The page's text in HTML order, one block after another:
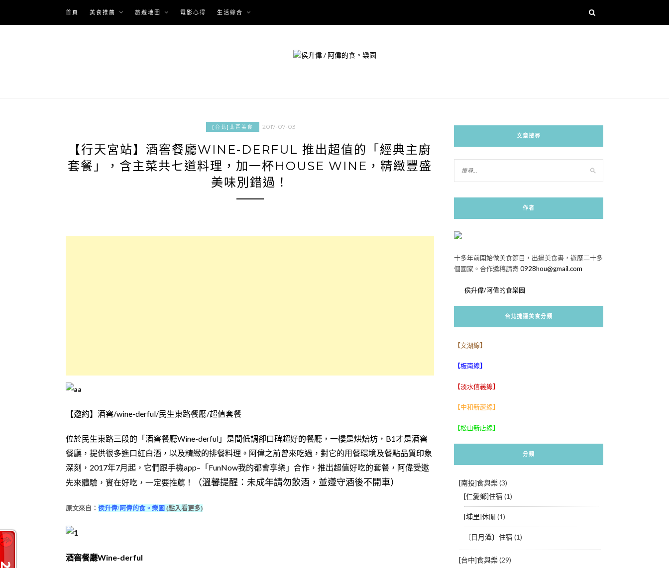
content
首頁 美食推薦 旅遊地圖 電影心得 生活綜合
[台北]北區美食 2017-07-03
【行天宮站】酒窖餐廳WINE-DERFUL 推出超值的「經典主廚
套餐」，含主菜共七道料理，加一杯HOUSE WINE，精緻豐盛
美味別錯過！
【邀約】酒窖/wine-derful/民生東路餐廳/超值套餐
位於民生東路三段的「酒窖餐廳Wine-derful」是間低調卻口碑超好的餐廳，一樓是烘焙坊，B1才是酒窖
餐廳，提供很多進口紅白酒，以及精緻的排餐料理。阿偉之前曾來吃過，對它的用餐環境及餐點品質印象
深刻，2017年7月起，它們跟手機app–「FunNow我的都會享樂」合作，推出超值好吃的套餐，阿偉受邀
先來體驗，實在好吃，一定要推薦！
（溫馨提醒：未成年請勿飲酒，並遵守酒後不開車）
原文來自： 侯升偉/阿偉的食。樂園 (點入看更多)
酒窖餐廳Wine-derful
文章搜尋
作者
十多年前開始做美食節目，出過美食書，遊歷二十多
個國家。合作邀稿請寄0928hou@gmail.com
侯升偉/阿偉的食樂園
台北捷運美食分類
【文湖線】
【板南線】
【淡水信義線】
【中和新蘆線】
【松山新店線】
分類
[南投]食與樂(3)
[仁愛鄉]住宿 (1)
[埔里]休閒 (1)
〔日月潭〕住宿 (1)
[台中]食與樂(29)